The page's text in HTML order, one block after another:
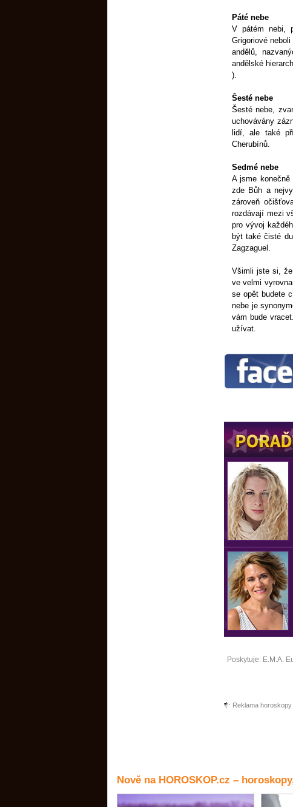
Páté nebe
V pátém nebi,
Grigoriové
andělů,
andělské
).
Šesté nebe
Šesté nebe,
uchovávány
lidí, ale také
Cherubínů.
Sedmé nebe
A jsme
zde Bůh a
zároveň
rozdávají mezi
pro vývoj
být také čisté
Zagzaguel.
Všimli jste si,
ve velmi
se opět budete
nebe je
vám bude
užívat.
Poskytuje: E.M.A.
Reklama horoskopy
Nově na HOROSKOP.cz –